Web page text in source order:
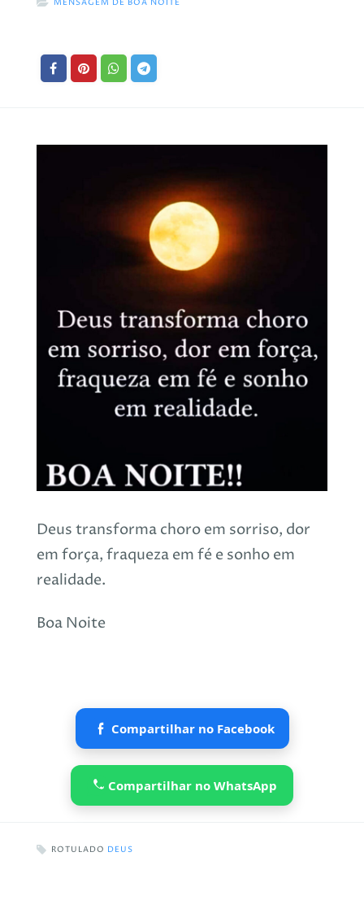
MENSAGEM DE BOA NOITE
Deus transforma choro em sorriso, dor
em força, fraqueza em fé e sonho em
realidade.
Boa Noite
Compartilhar no Facebook
Compartilhar no WhatsApp
ROTULADO DEUS